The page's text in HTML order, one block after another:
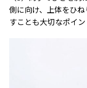
側に向け、上体をひ
すことも大切なポイ